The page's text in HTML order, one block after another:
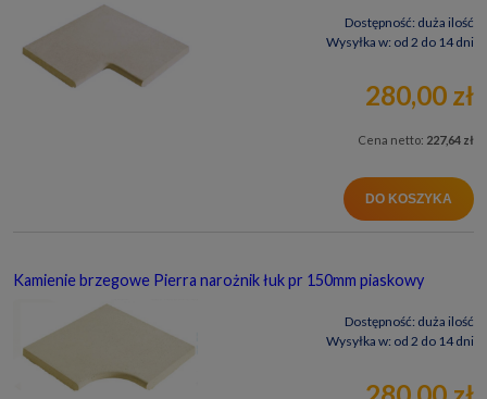
Dostępność: duża ilość
Wysyłka w: od 2 do 14 dni
280,00 zł
Cena netto: 227,64 zł
DO KOSZYKA
Kamienie brzegowe Pierra narożnik łuk pr 150mm piaskowy
Dostępność: duża ilość
Wysyłka w: od 2 do 14 dni